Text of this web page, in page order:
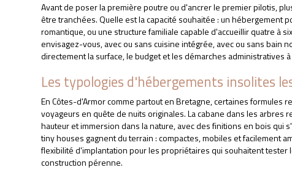
Avant de poser la première poutre ou d'ancrer le premier pilotis,
être tranchées. Quelle est la capacité souhaitée : un hébergement
romantique, ou une structure familiale capable d'accueillir quatre à
envisagez-vous, avec ou sans cuisine intégrée, avec ou sans bain
directement la surface, le budget et les démarches administratives
Les typologies d'hébergements insolites
En Côtes-d'Armor comme partout en Bretagne, certaines formules
voyageurs en quête de nuits originales. La cabane dans les arbres
hauteur et immersion dans la nature, avec des finitions en bois qui
tiny houses gagnent du terrain : compactes, mobiles et facilement
flexibilité d'implantation pour les propriétaires qui souhaitent tester
construction pérenne.